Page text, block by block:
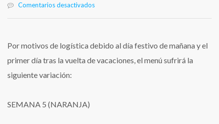
Comentarios desactivadosen
Por motivos de logística debido al día festivo de mañana y el
primer día tras la vuelta de vacaciones, el menú sufrirá la
siguiente variación:
SEMANA 5 (NARANJA)